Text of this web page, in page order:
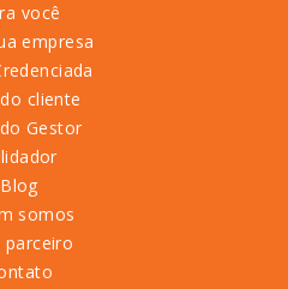
você
empresa
cliente
Gestor
Blog
somos
parceiro